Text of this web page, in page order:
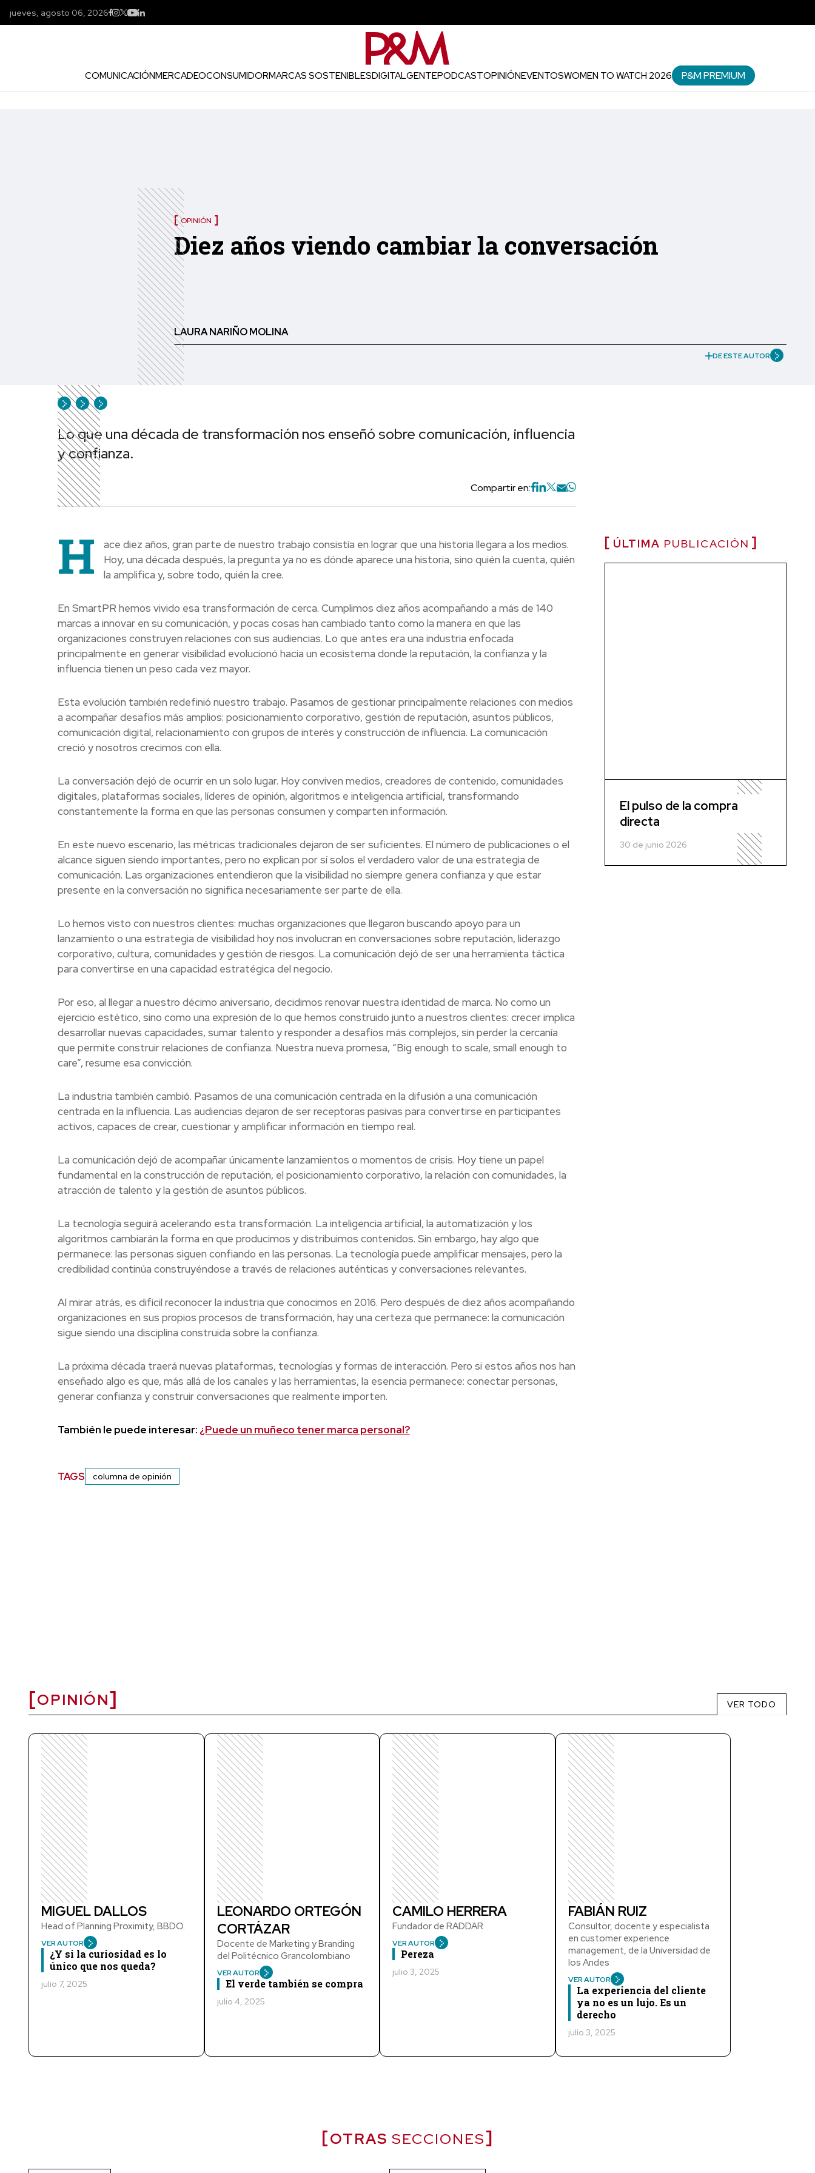
jueves, agosto 06, 2026
COMUNICACIÓNMERCADEOCONSUMIDORMARCAS SOSTENIBLESDIGITALGENTEPODCASTOPINIÓNEVENTOSWOMEN TO WATCH 2026 P&M PREMIUM
OPINIÓN
Diez años viendo cambiar la conversación
LAURA NARIÑO MOLINA
DE ESTE AUTOR
Lo que una década de transformación nos enseñó sobre comunicación, influencia
y confianza.
Compartir en:
H
ace diez años, gran parte de nuestro trabajo consistía en lograr que una historia llegara a los medios.
Hoy, una década después, la pregunta ya no es dónde aparece una historia, sino quién la cuenta, quién
la amplifica y, sobre todo, quién la cree.
En SmartPR hemos vivido esa transformación de cerca. Cumplimos diez años acompañando a más de 140
marcas a innovar en su comunicación, y pocas cosas han cambiado tanto como la manera en que las
organizaciones construyen relaciones con sus audiencias. Lo que antes era una industria enfocada
principalmente en generar visibilidad evolucionó hacia un ecosistema donde la reputación, la confianza y la
influencia tienen un peso cada vez mayor.
Esta evolución también redefinió nuestro trabajo. Pasamos de gestionar principalmente relaciones con medios
a acompañar desafíos más amplios: posicionamiento corporativo, gestión de reputación, asuntos públicos,
comunicación digital, relacionamiento con grupos de interés y construcción de influencia. La comunicación
creció y nosotros crecimos con ella.
La conversación dejó de ocurrir en un solo lugar. Hoy conviven medios, creadores de contenido, comunidades
digitales, plataformas sociales, líderes de opinión, algoritmos e inteligencia artificial, transformando
constantemente la forma en que las personas consumen y comparten información.
En este nuevo escenario, las métricas tradicionales dejaron de ser suficientes. El número de publicaciones o el
alcance siguen siendo importantes, pero no explican por sí solos el verdadero valor de una estrategia de
comunicación. Las organizaciones entendieron que la visibilidad no siempre genera confianza y que estar
presente en la conversación no significa necesariamente ser parte de ella.
Lo hemos visto con nuestros clientes: muchas organizaciones que llegaron buscando apoyo para un
lanzamiento o una estrategia de visibilidad hoy nos involucran en conversaciones sobre reputación, liderazgo
corporativo, cultura, comunidades y gestión de riesgos. La comunicación dejó de ser una herramienta táctica
para convertirse en una capacidad estratégica del negocio.
Por eso, al llegar a nuestro décimo aniversario, decidimos renovar nuestra identidad de marca. No como un
ejercicio estético, sino como una expresión de lo que hemos construido junto a nuestros clientes: crecer implica
desarrollar nuevas capacidades, sumar talento y responder a desafíos más complejos, sin perder la cercanía
que permite construir relaciones de confianza. Nuestra nueva promesa, “Big enough to scale, small enough to
care”, resume esa convicción.
La industria también cambió. Pasamos de una comunicación centrada en la difusión a una comunicación
centrada en la influencia. Las audiencias dejaron de ser receptoras pasivas para convertirse en participantes
activos, capaces de crear, cuestionar y amplificar información en tiempo real.
La comunicación dejó de acompañar únicamente lanzamientos o momentos de crisis. Hoy tiene un papel
fundamental en la construcción de reputación, el posicionamiento corporativo, la relación con comunidades, la
atracción de talento y la gestión de asuntos públicos.
La tecnología seguirá acelerando esta transformación. La inteligencia artificial, la automatización y los
algoritmos cambiarán la forma en que producimos y distribuimos contenidos. Sin embargo, hay algo que
permanece: las personas siguen confiando en las personas. La tecnología puede amplificar mensajes, pero la
credibilidad continúa construyéndose a través de relaciones auténticas y conversaciones relevantes.
Al mirar atrás, es difícil reconocer la industria que conocimos en 2016. Pero después de diez años acompañando
organizaciones en sus propios procesos de transformación, hay una certeza que permanece: la comunicación
sigue siendo una disciplina construida sobre la confianza.
La próxima década traerá nuevas plataformas, tecnologías y formas de interacción. Pero si estos años nos han
enseñado algo es que, más allá de los canales y las herramientas, la esencia permanece: conectar personas,
generar confianza y construir conversaciones que realmente importen.
También le puede interesar: ¿Puede un muñeco tener marca personal?
TAGS columna de opinión
ÚLTIMA PUBLICACIÓN
El pulso de la compra
directa
30 de junio 2026
OPINIÓN VER TODO
MIGUEL DALLOS
Head of Planning Proximity, BBDO.
VER AUTOR
¿Y si la curiosidad es lo
único que nos queda?
julio 7, 2025
LEONARDO ORTEGÓN
CORTÁZAR
Docente de Marketing y Branding
del Politécnico Grancolombiano
VER AUTOR
El verde también se compra
julio 4, 2025
CAMILO HERRERA
Fundador de RADDAR
VER AUTOR
Pereza
julio 3, 2025
FABIÁN RUIZ
Consultor, docente y especialista
en customer experience
management, de la Universidad de
los Andes
VER AUTOR
La experiencia del cliente
ya no es un lujo. Es un
derecho
julio 3, 2025
OTRAS SECCIONES